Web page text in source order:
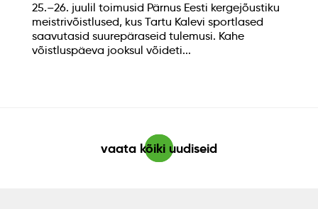
25.–26. juulil toimusid Pärnus Eesti kergejõustiku
meistrivõistlused, kus Tartu Kalevi sportlased
saavutasid suurepäraseid tulemusi. Kahe
võistluspäeva jooksul võideti...
vaata kõiki uudiseid